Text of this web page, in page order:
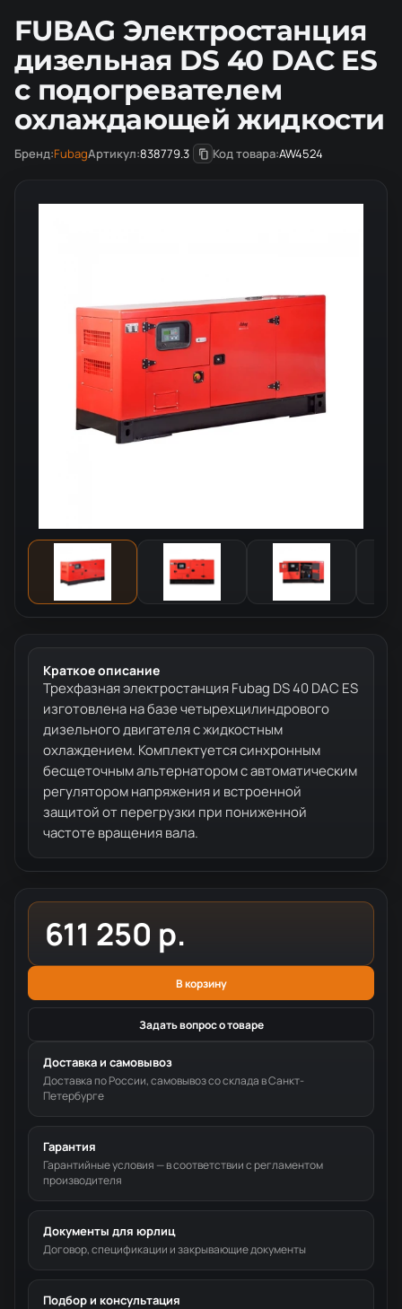
FUBAG Электростанция
дизельная DS 40 DAC ES
с подогревателем
охлаждающей жидкости
Бренд:FubagАртикул:838779.3 Код товара:AW4524
Краткое описание
Трехфазная электростанция Fubag DS 40 DAC ES
изготовлена на базе четырехцилиндрового
дизельного двигателя с жидкостным
охлаждением. Комплектуется синхронным
бесщеточным альтернатором с автоматическим
регулятором напряжения и встроенной
защитой от перегрузки при пониженной
частоте вращения вала.
611 250 р.
В корзину
Задать вопрос о товаре
Доставка и самовывоз
Доставка по России, самовывоз со склада в Санкт-
Петербурге
Гарантия
Гарантийные условия — в соответствии с регламентом
производителя
Документы для юрлиц
Договор, спецификации и закрывающие документы
Подбор и консультация